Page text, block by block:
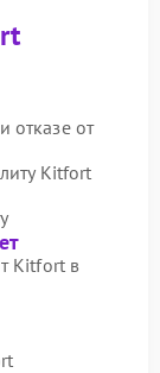
отказе от
Kitfort
Kitfort в